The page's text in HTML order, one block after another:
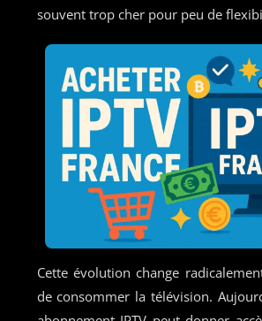
souvent trop cher pour peu de
Cette évolution change
de consommer la télévision.